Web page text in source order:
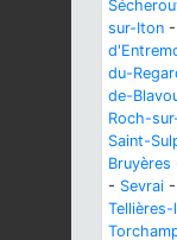
sur-Iton -
du-
de-
Roch-
Saint-
Bruyères
- Sevrai -